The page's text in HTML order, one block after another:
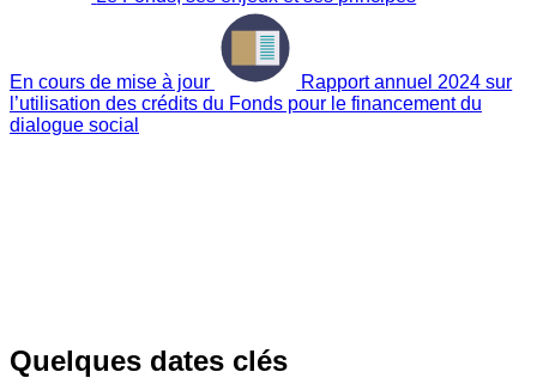
En cours de mise à jour
Rapport annuel 2024 sur
l’utilisation des crédits du Fonds pour le financement du
dialogue social
Quelques dates clés